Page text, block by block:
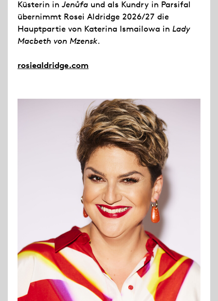
Küsterin inJenůfa und als Kundry in Parsifal
übernimmt Rosei Aldridge 2026/27 die
Hauptpartie von Katerina Ismailowa in Lady
Macbeth von Mzensk.
rosiealdridge.com